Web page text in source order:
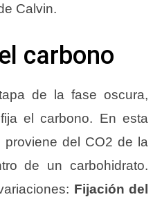
Calvin.
carbono
de la fase oscura,
el carbono. En esta
del CO2 de la
de un carbohidrato.
Fijación del